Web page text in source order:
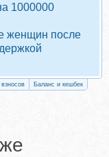
1000000
женщин после
Баланс и кешбек